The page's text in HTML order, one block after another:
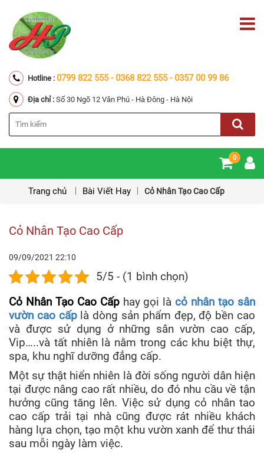
Hotline : 0799 822 555 - 0368 822 555 - 0357 00 99 86
Địa chỉ : Số 30 Ngõ 12 Văn Phú - Hà Đông - Hà Nội
0
Trang chủ Bài Viết Hay Cỏ Nhân Tạo Cao Cấp
Cỏ Nhân Tạo Cao Cấp
09/09/2021 22:10
5/5 - (1 bình chọn)
Cỏ Nhân Tạo Cao Cấphay gọi làcỏ nhân tạo sân
vườn cao cấplà dòng sản phẩm đẹp, độ bền cao
và được sử dụng ở những sân vườn cao cấp,
Vip…..và tất nhiên là nằm trong các khu biệt thự,
spa, khu nghĩ dưỡng đẳng cấp.
Một sự thật hiển nhiên là đời sống người dân hiện
tại được nâng cao rất nhiều, do đó nhu cầu về tận
hưởng cũng tăng lên. Việc sử dụng cỏ nhân tao
cao cấp trải tại nhà cũng được rát nhiều khách
hàng lựa chọn, tạo một khu vườn xanh để thư thái
sau mỗi ngày làm việc.